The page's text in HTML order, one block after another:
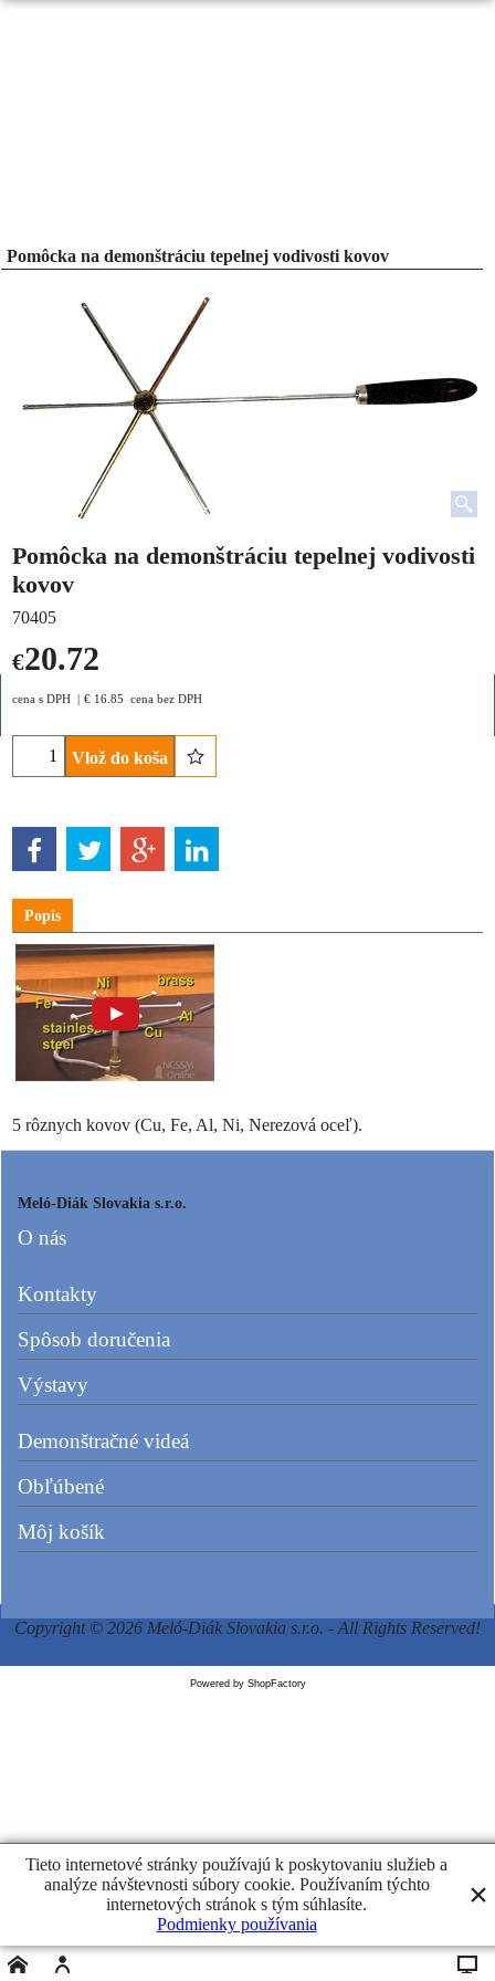
Pomôcka na demonštráciu tepelnej vodivosti kovov
Pomôcka na demonštráciu tepelnej vodivosti
kovov
70405
€20.72
cena s DPH € 16.85 cena bez DPH
Vlož do koša
Popis
5 rôznych kovov (Cu, Fe, Al, Ni, Nerezová oceľ).
Meló-Diák Slovakia s.r.o.
O nás
Kontakty
Spôsob doručenia
Výstavy
Demonštračné videá
Obľúbené
Môj košík
Copyright © 2026 Meló-Diák Slovakia s.r.o. - All Rights Reserved!
Powered by ShopFactory
Tieto internetové stránky používajú k poskytovaniu služieb a
analýze návštevnosti súbory cookie. Používaním týchto
internetových stránok s tým súhlasíte.
Podmienky používania